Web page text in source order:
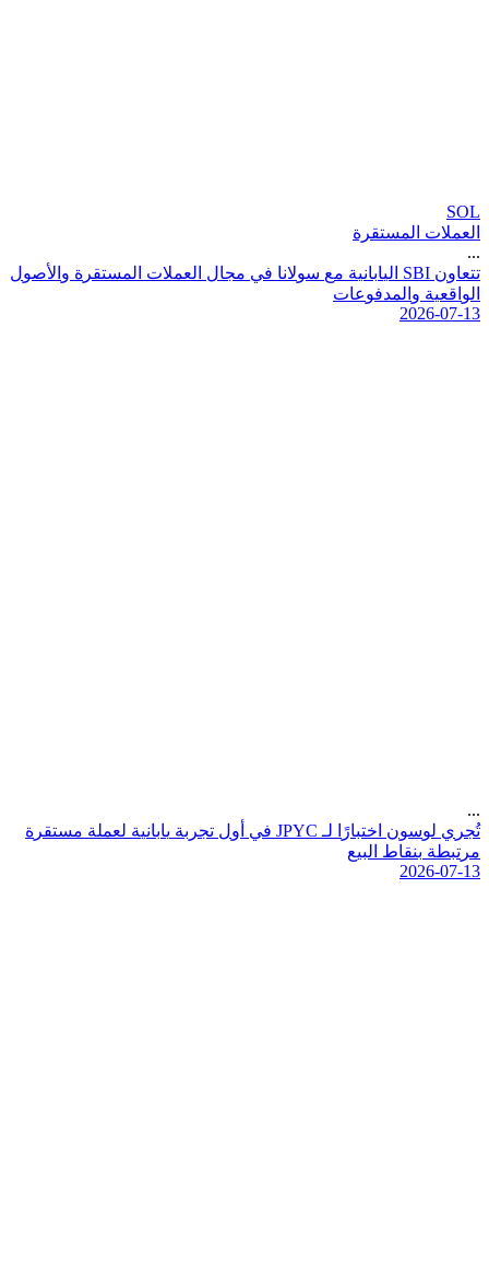
SOL
العملات المستقرة
...
تتعاون SBI ليابانية مع سولنا في مجال لعملت لمستقر ة و لصول
لو قعية و لمدفوعات
2026-07-13
...
تجر ي لوسون ختبار لـ JPYC في ول تجر بة يابانية لعملة مستقر ة
مر تبطة بنقاط لبيع
2026-07-13